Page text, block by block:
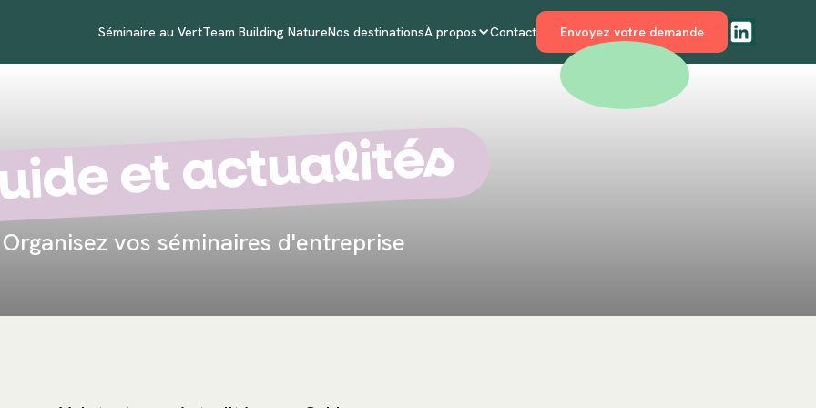
Séminaire au VertTeam Building NatureNos destinationsÀ propos Contact Envoyez votre demande
et actualités
Organisez vos séminaires d'entreprise